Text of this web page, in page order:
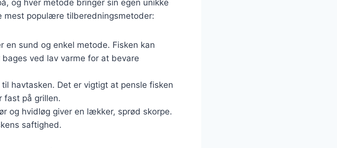
og hver metode bringer sin egen unikke
mest populære tilberedningsmetoder:
en sund og enkel metode. Fisken kan
ved lav varme for at bevare
havtasken. Det er vigtigt at pensle fisken
fast på grillen.
og hvidløg giver en lækker, sprød skorpe.
saftighed.